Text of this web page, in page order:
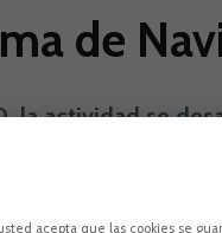
de
la actividad se
Blanquiazul
acepta que las cookies se